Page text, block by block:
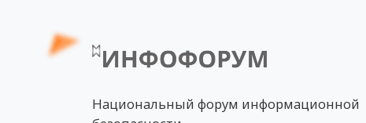
Национальный форум информационной